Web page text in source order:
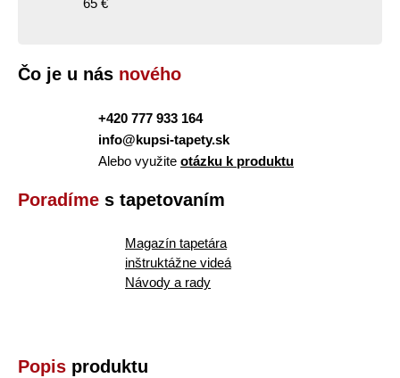
65 €
Čo je u nás nového
+420 777 933 164
info@kupsi-tapety.sk
Alebo využite otázku k produktu
Poradíme s tapetovaním
Magazín tapetára
inštruktážne videá
Návody a rady
Popis produktu